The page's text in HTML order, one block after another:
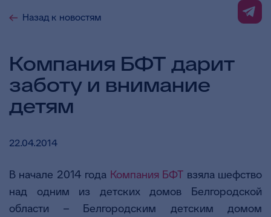
Назад к новостям
Компания БФТ дарит
заботу и внимание
детям
22.04.2014
В начале 2014 года Компания БФТ взяла шефство
над одним из детских домов Белгородской
области – Белгородским детским домом